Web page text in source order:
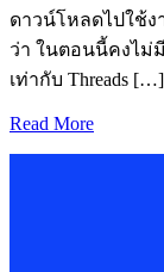
ดาวน์โหลดไปใช้
ว่า ในตอนนี้คงไม่
เท่ากับ Threads […]
Read More